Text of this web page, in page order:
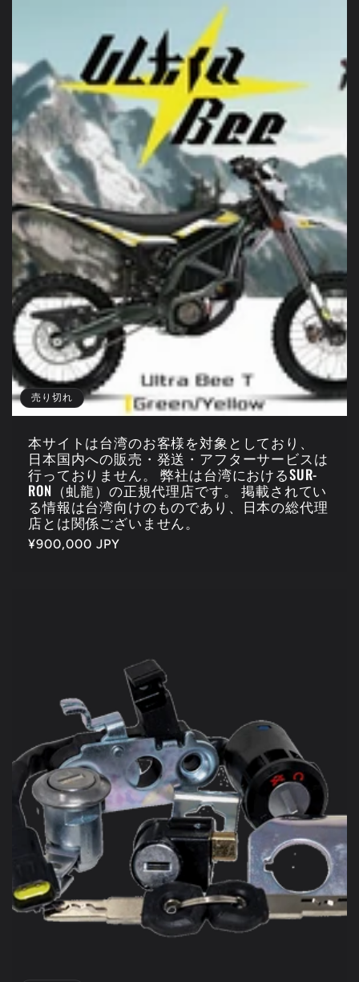
売り切れ
本サイトは台湾のお客様を対象としており、
日本国内への販売・発送・アフターサービスは
行っておりません。 弊社は台湾におけるSUR-
RON（虬龍）の正規代理店です。 掲載されてい
る情報は台湾向けのものであり、日本の総代理
店とは関係ございません。
通
¥900,000 JPY